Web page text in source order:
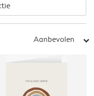
Aanbevolen arrow_right